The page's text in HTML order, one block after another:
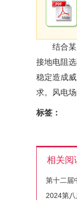
结合某风
接地电阻
稳定造成
求。风电
标签：
相关阅
第十二届
2024第